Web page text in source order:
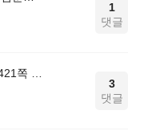
1
댓글
3
댓글